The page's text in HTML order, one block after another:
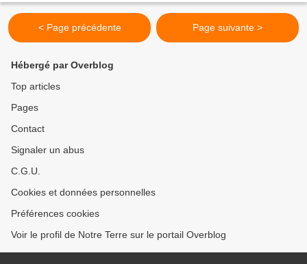
< Page précédente Page suivante >
Hébergé par Overblog
Top articles
Pages
Contact
Signaler un abus
C.G.U.
Cookies et données personnelles
Préférences cookies
Voir le profil de Notre Terre sur le portail Overblog